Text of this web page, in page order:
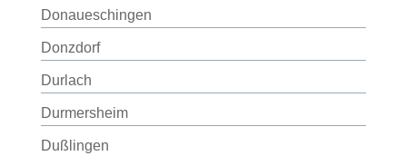
Donaueschingen
Donzdorf
Durlach
Durmersheim
Dußlingen